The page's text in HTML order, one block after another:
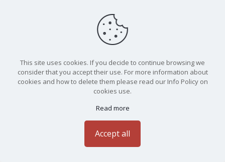
10.21468/SciPostPhys.15.4.152
Interplay of Kelvin-Helmholtz and superradiant instabilities of
an array of quantized vortices in a two-dimensional Bose-Einstein
Di:Giacomelli L., Carusotto I. Anno:2023 (IF.:4.600Cit.:8DOI:
10.21468/SciPostPhys.14.2.025 )
110)Phase separation in binary Bose mixtures at finite temperature
Spada G., Parisi L., Pascual G., Parker NG., Billam TP., Pilati
10.21468/SciPostPhys.15.4.171
Ground state topology of a four-terminal superconducting
This site uses cookies. If you decide to continue browsing we
consider that you accept their use. For more information about
cookies and how to delete them please read our Info Policy on
cookies use.
Read more
Accept all